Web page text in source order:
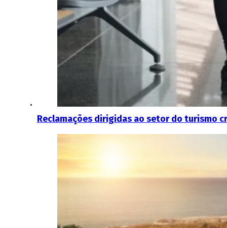
Reclamações dirigidas ao setor do turismo